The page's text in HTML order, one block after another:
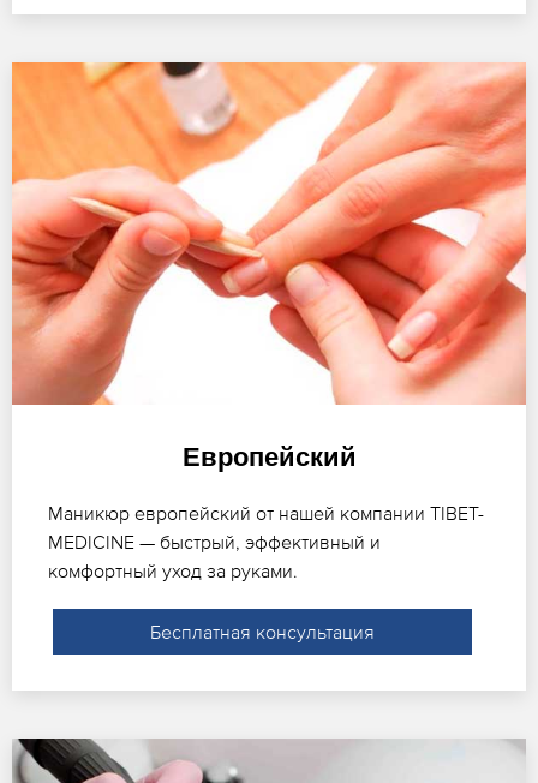
Европейский
Маникюр европейский от нашей компании TIBET-
MEDICINE — быстрый, эффективный и
комфортный уход за руками.
Бесплатная консультация